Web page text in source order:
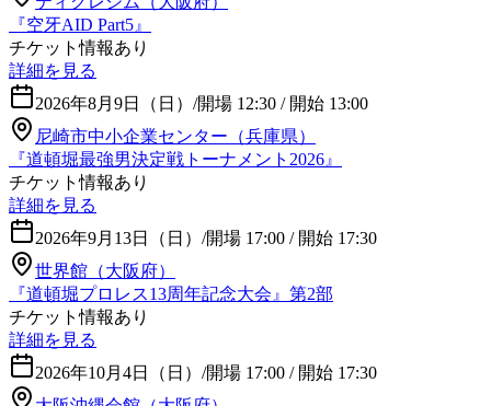
『空牙AID Part5』
チケット情報あり
詳細を見る
2026年8月9日（日） /開場 12:30 / 開始 13:00
尼崎市中小企業センター（兵庫県）
『道頓堀最強男決定戦トーナメント2026』
チケット情報あり
詳細を見る
2026年9月13日（日） /開場 17:00 / 開始 17:30
世界館（大阪府）
『道頓堀プロレス13周年記念大会』第2部
チケット情報あり
詳細を見る
2026年10月4日（日） /開場 17:00 / 開始 17:30